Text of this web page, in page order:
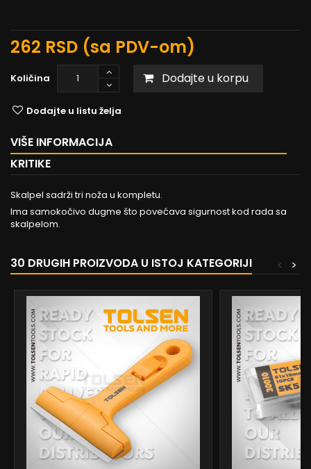
262 RSD (sa PDV-om)
Količina Dodajte u korpu
Dodajte u listu želja
VIŠE INFORMACIJA
KRITIKE
Skalpel sadrži tri noža u kompletu.
Ima samokočivo dugme što povećava sigurnost kod rada sa
skalpelom.
30 DRUGIH PROIZVODA U ISTOJ KATEGORIJI >
<